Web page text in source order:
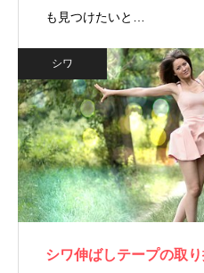
も見つけたいと…
シワ
シワ伸ばしテープの取り